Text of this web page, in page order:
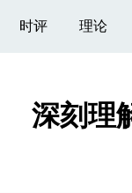
时评 理论
深刻理